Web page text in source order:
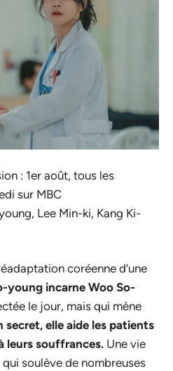
: 1er août, tous les
sur MBC
Lee Min-ki, Kang Ki-
coréenne d’une
young incarne Woo So-
le jour, mais qui mène
secret, elle aide les patients
leurs souffrances. Une vie
soulève de nombreuses